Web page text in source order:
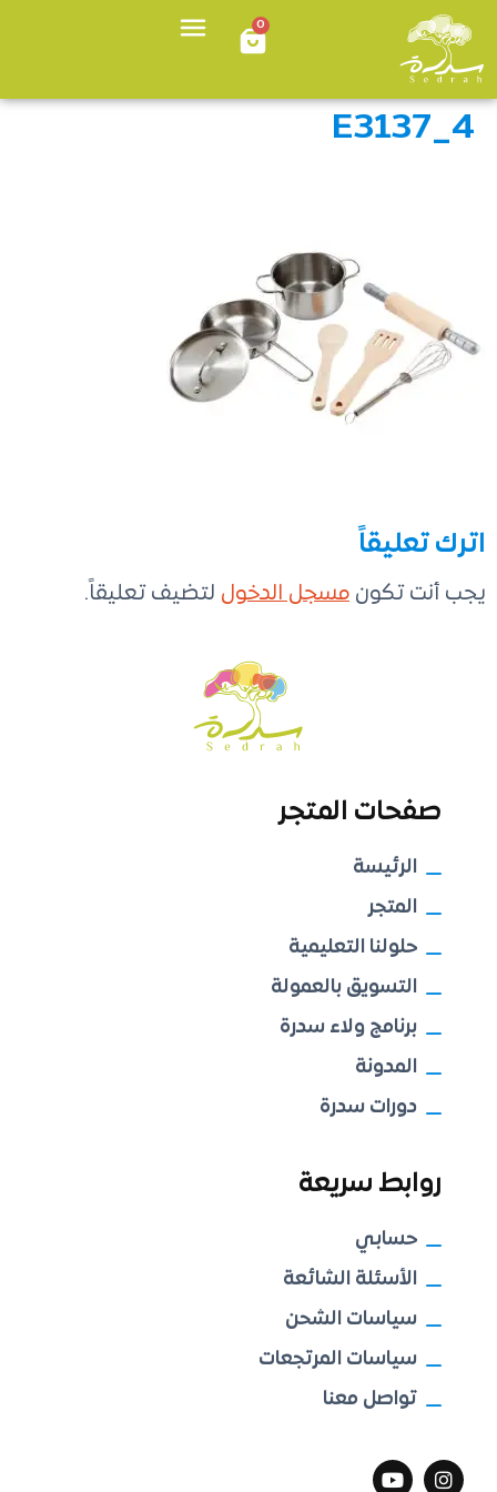
0
E3137_4
اترك تعليقاً
يجب أنت تكون مسجل الدخول لتضيف تعليقاً.
صفحات المتجر
الرئيسة
المتجر
حلولنا التعليمية
التسويق بالعمولة
برنامج ولاء سدرة
المدونة
دورات سدرة
روابط سريعة
حسابي
الأسئلة الشائعة
سياسات الشحن
سياسات المرتجعات
تواصل معنا